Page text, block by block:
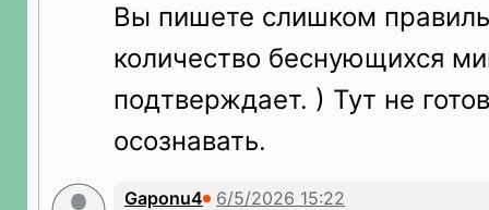
Вы пишете слишком
количество беснующихся
подтверждает. ) Тут не
осознавать.
Gaponu4